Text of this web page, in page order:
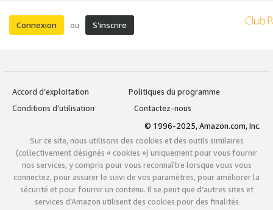
Connexion ou S’inscrire
Accord d’exploitation
Politiques du programme
Conditions d’utilisation
Contactez-nous
© 1996-2025, Amazon.com, Inc.
Sur ce site, nous utilisons des cookies et des outils similaires
(collectivement désignés « cookies ») uniquement pour vous fournir
nos services, y compris pour vous reconnaître lorsque vous vous
connectez, pour assurer le suivi de vos paramètres, pour améliorer la
sécurité et pour fournir un contenu. Il se peut que d’autres sites et
services d’Amazon utilisent des cookies pour des finalités